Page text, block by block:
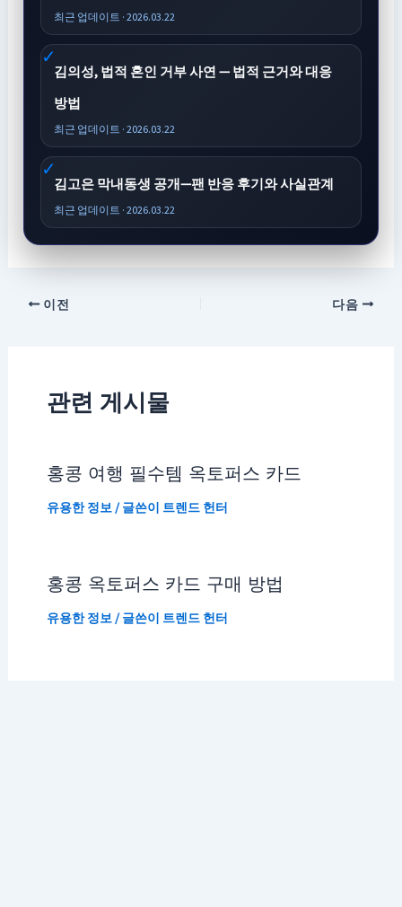
최근 업데이트 · 2026.03.22
김의성, 법적 혼인 거부 사연 — 법적 근거와 대응
방법
최근 업데이트 · 2026.03.22
김고은 막내동생 공개—팬 반응 후기와 사실관계
최근 업데이트 · 2026.03.22
이전 다음
관련 게시물
홍콩 여행 필수템 옥토퍼스 카드
유용한 정보 / 글쓴이 트렌드 헌터
홍콩 옥토퍼스 카드 구매 방법
유용한 정보 / 글쓴이 트렌드 헌터